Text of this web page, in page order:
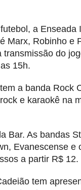
a Enseada
Marx, Robinho e
do
15h.
a banda Rock
e karaokê na
Bar. As bandas
Evanescense
a partir R$ 12.
tem